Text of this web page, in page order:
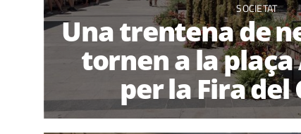
SOCIETAT
Una trentena de
tornen a la
per la Fira del